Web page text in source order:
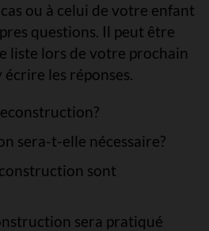
ou à celui de votre enfant
questions. Il peut être
liste lors de votre prochain
écrire les réponses.
sera-t-elle nécessaire?
sont
sera pratiqué